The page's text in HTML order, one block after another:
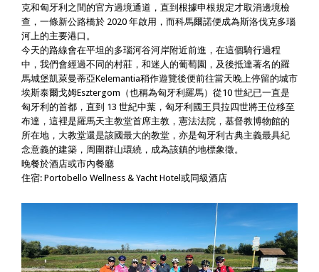
克和匈牙利之間的官方過境通道，直到根據申根規定才取消邊境檢
查，一條新公路橋於 2020 年啟用，而科馬爾諾便成為斯洛伐克多瑙
河上的主要港口。
今天的路線會在平坦的多瑙河谷河岸附近前進，在這個騎行過程
中，我們會經過不同的村莊，和迷人的葡萄園，及後抵達著名的羅
馬城堡凱萊曼蒂亞Kelemantia稍作遊覽後便前往當天晚上停留的城市
埃斯泰爾戈姆Esztergom（也稱為匈牙利羅馬）從10 世紀已一直是
匈牙利的首都，直到 13 世紀中葉，匈牙利國王貝拉四世將王位移至
布達，這裡是羅馬天主教堂首席主教，憲法法院，基督教博物館的
所在地，大教堂還是該國最大的教堂，亦是匈牙利古典主義最具紀
念意義的建築，周圍群山環繞，成為該鎮的地標象徵。
晚餐於酒店或市內餐廳
住宿: Portobello Wellness & Yacht Hotel或同級酒店